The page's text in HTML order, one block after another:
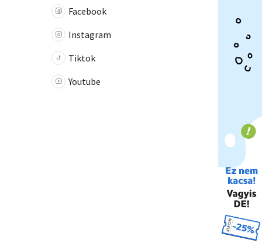
Facebook
Instagram
Tiktok
Youtube